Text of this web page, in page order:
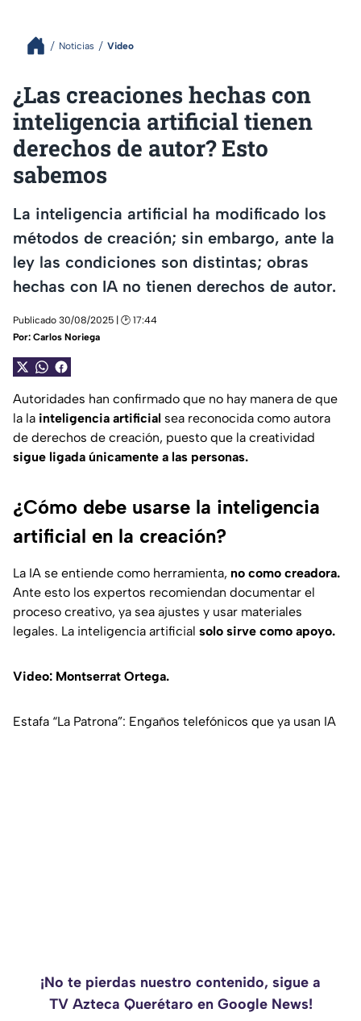
Noticias Video
¿Las creaciones hechas con
inteligencia artificial tienen
derechos de autor? Esto
sabemos
La inteligencia artificial ha modificado los
métodos de creación; sin embargo, ante la
ley las condiciones son distintas; obras
hechas con IA no tienen derechos de autor.
Publicado 30/08/2025 | 🕑 17:44
Por: Carlos Noriega
Autoridades han confirmado que no hay manera de que
la la inteligencia artificial sea reconocida como autora
de derechos de creación, puesto que la creatividad
sigue ligada únicamente a las personas.
¿Cómo debe usarse la inteligencia
artificial en la creación?
La IA se entiende como herramienta, no como creadora.
Ante esto los expertos recomiendan documentar el
proceso creativo, ya sea ajustes y usar materiales
legales. La inteligencia artificial solo sirve como apoyo.
Video: Montserrat Ortega.
Estafa “La Patrona”: Engaños telefónicos que ya usan IA
¡No te pierdas nuestro contenido, sigue a
TV Azteca Querétaro en Google News!